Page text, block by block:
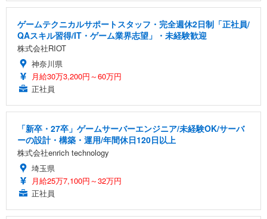
ゲームテクニカルサポートスタッフ・完全週休2日制「正社員/
QAスキル習得/IT・ゲーム業界志望」・未経験歓迎
株式会社RIOT
神奈川県
月給30万3,200円～60万円
正社員
「新卒・27卒」ゲームサーバーエンジニア/未経験OK/サーバ
ーの設計・構築・運用/年間休日120日以上
株式会社enrich technology
埼玉県
月給25万7,100円～32万円
正社員